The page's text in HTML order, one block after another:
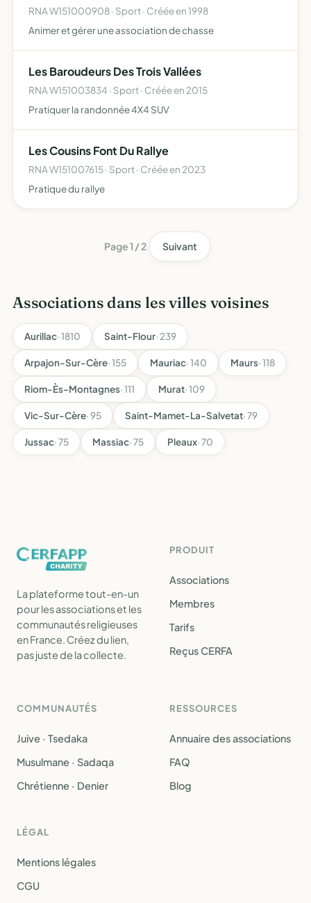
RNA W151000908 · Sport · Créée en 1998
Animer et gérer une association de chasse
Les Baroudeurs Des Trois Vallées
RNA W151003834 · Sport · Créée en 2015
Pratiquer la randonnée 4X4 SUV
Les Cousins Font Du Rallye
RNA W151007615 · Sport · Créée en 2023
Pratique du rallye
Page 1 / 2 Suivant
Associations dans les villes voisines
Aurillac· 1810 Saint-Flour· 239
Arpajon-Sur-Cère· 155 Mauriac· 140 Maurs· 118
Riom-Ès-Montagnes· 111 Murat· 109
Vic-Sur-Cère· 95 Saint-Mamet-La-Salvetat· 79
Jussac· 75 Massiac· 75 Pleaux· 70
La plateforme tout-en-un
pour les associations et les
communautés religieuses
en France. Créez du lien,
pas juste de la collecte.
PRODUIT
Associations
Membres
Tarifs
Reçus CERFA
COMMUNAUTÉS
Juive · Tsedaka
Musulmane · Sadaqa
Chrétienne · Denier
RESSOURCES
Annuaire des associations
FAQ
Blog
LÉGAL
Mentions légales
CGU